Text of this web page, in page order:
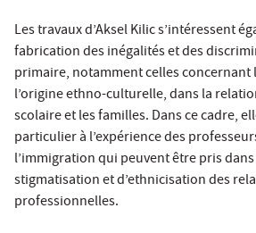
Les travaux d’Aksel Kilic s’intéressent
fabrication des inégalités et des
primaire, notamment celles concernant
l’origine ethno-culturelle, dans la
scolaire et les familles. Dans ce cadre,
particulier à l’expérience des
l’immigration qui peuvent être pris
stigmatisation et d’ethnicisation des
professionnelles.